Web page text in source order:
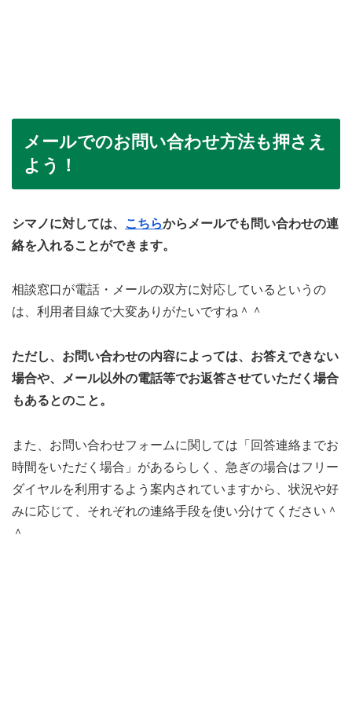
メールでのお問い合わせ方法も押さえ
よう！
シマノに対しては、 こちらからメールでも問い合わせの連
絡を入れることができます。
相談窓口が電話・メールの双方に対応しているというの
は、利用者目線で大変ありがたいですね＾＾
ただし、お問い合わせの内容によっては、お答えできない
場合や、メール以外の電話等でお返答させていただく場合
もあるとのこと。
また、お問い合わせフォームに関しては「回答連絡までお
時間をいただく場合」があるらしく、急ぎの場合はフリー
ダイヤルを利用するよう案内されていますから、状況や好
みに応じて、それぞれの連絡手段を使い分けてください＾
＾